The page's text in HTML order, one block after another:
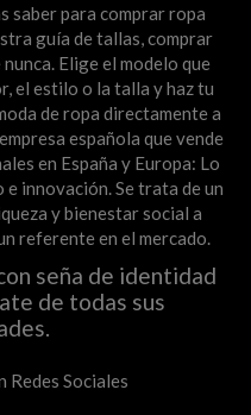
saber para comprar ropa
guía de tallas, comprar
Elige el modelo que
el estilo o la talla y haz tu
de ropa directamente a
española que vende
en España y Europa: Lo
e innovación. Se trata de un
y bienestar social a
referente en el mercado.
seña de identidad
de todas sus
Redes Sociales